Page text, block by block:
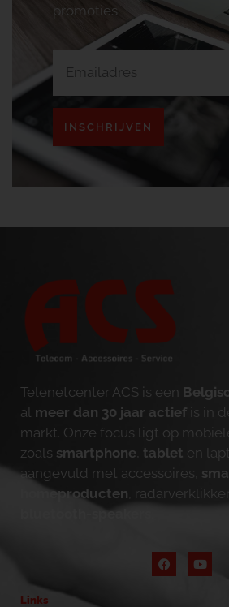
promoties.
INSCHRIJVEN
Telenetcenter ACS is een
al meer dan 30 jaar actief is in
markt. Onze focus ligt op
zoals smartphone tablet en
aangevuld met accessoires,
homeproducten ,
bluetooth-speakers
Links